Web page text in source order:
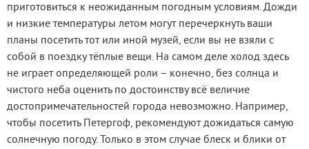
приготовиться к неожиданным погодным условиям. Дожди
и низкие температуры летом могут перечеркнуть ваши
планы посетить тот или иной музей, если вы не взяли с
собой в поездку тёплые вещи. На самом деле холод здесь
не играет определяющей роли – конечно, без солнца и
чистого неба оценить по достоинству всё величие
достопримечательностей города невозможно. Например,
чтобы посетить Петергоф, рекомендуют дожидаться самую
солнечную погоду. Только в этом случае блеск и блики от